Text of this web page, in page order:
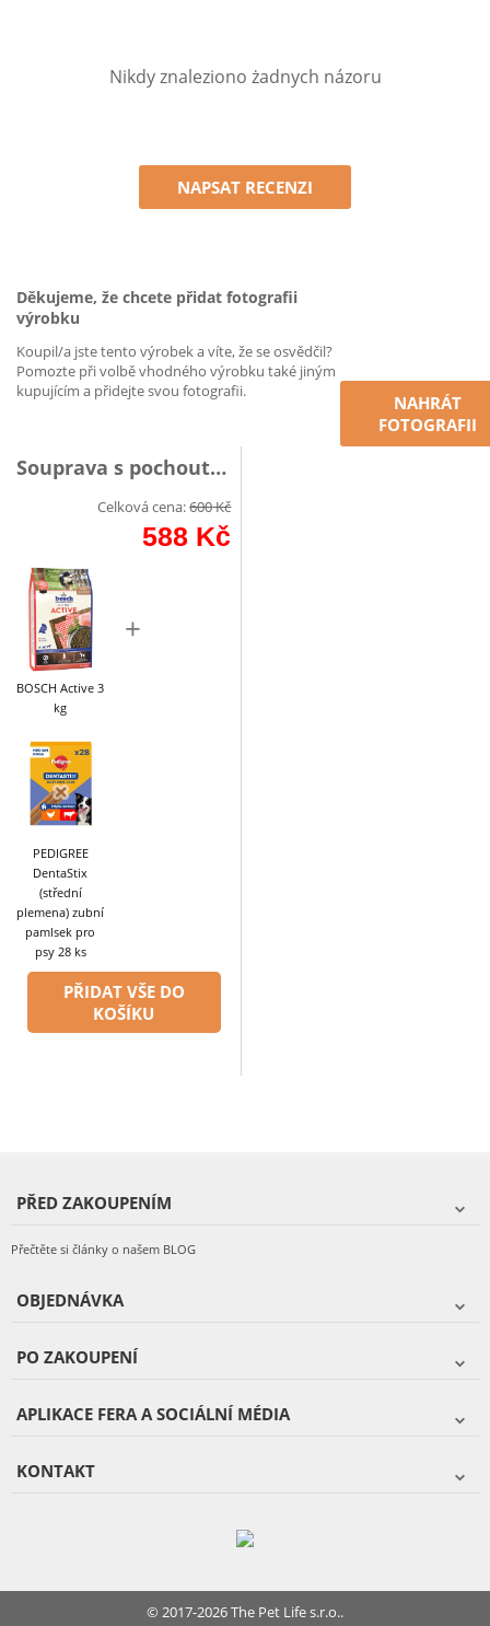
Nikdy znaleziono żadnych názoru
NAPSAT RECENZI
Děkujeme, že chcete přidat fotografii
výrobku
Koupil/a jste tento výrobek a víte, že se osvědčil?
Pomozte při volbě vhodného výrobku také jiným
kupujícím a přidejte svou fotografii.
NAHRÁT
FOTOGRAFII
Souprava s pochoutkou
Celková cena:600Kč
588 Kč
BOSCH Active 3
kg
+
PEDIGREE
DentaStix
(střední
plemena) zubní
pamlsek pro
psy 28 ks
PŘIDAT VŠE DO
KOŠÍKU
PŘED ZAKOUPENÍM
Přečtěte si články o našem BLOG
OBJEDNÁVKA
PO ZAKOUPENÍ
APLIKACE FERA A SOCIÁLNÍ MÉDIA
KONTAKT
© 2017-2026 The Pet Life s.r.o..